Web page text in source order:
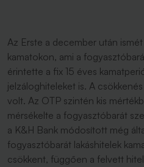
Az Erste a december után
kamatokon, ami a
érintette a fix 15 éves
jelzáloghiteleket is. A
volt. Az OTP szintén kis
mérsékelte a fogyasztóbarát
a K&H Bank módosított még
fogyasztóbarát lakáshitelek
csökkent, függően a felvett